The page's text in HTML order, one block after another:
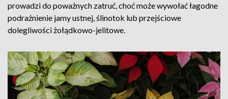
prowadzi do poważnych zatruć, choć może wywołać łagodne
podrażnienie jamy ustnej, ślinotok lub przejściowe
dolegliwości żołądkowo-jelitowe.